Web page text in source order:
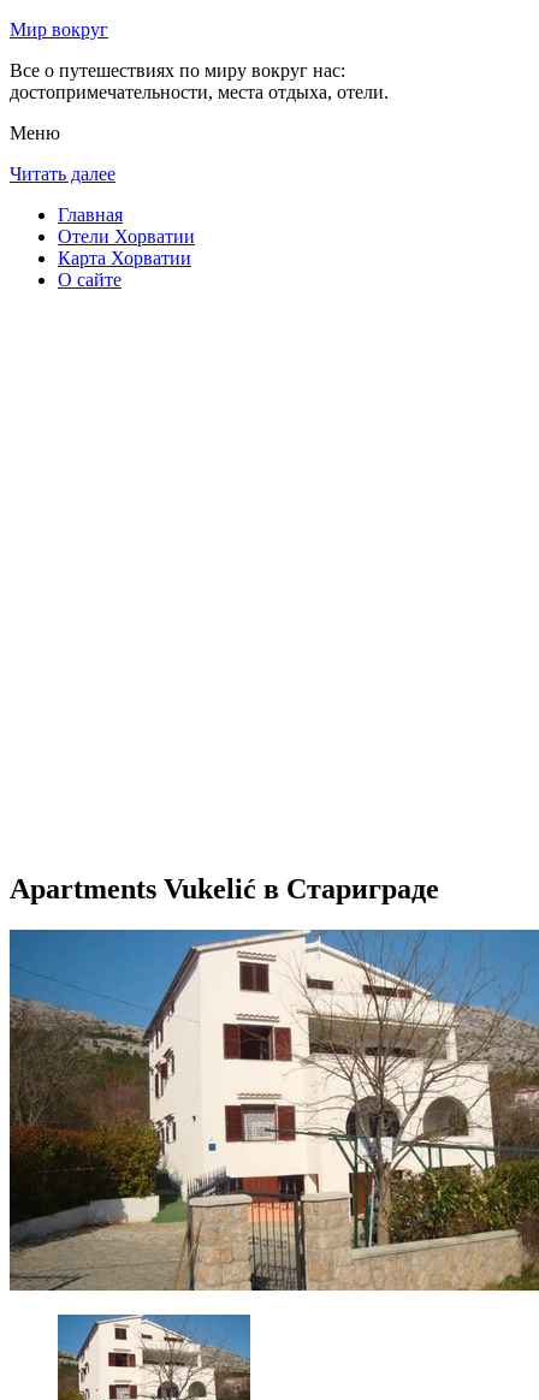
Мир вокруг
Все о путешествиях по миру вокруг нас:
достопримечательности, места отдыха, отели.
Меню
Читать далее
Главная
Отели Хорватии
Карта Хорватии
О сайте
Apartments Vukelić в Стариграде